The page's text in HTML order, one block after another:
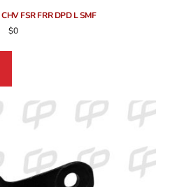
FSR FRR DPD L SMF
$0